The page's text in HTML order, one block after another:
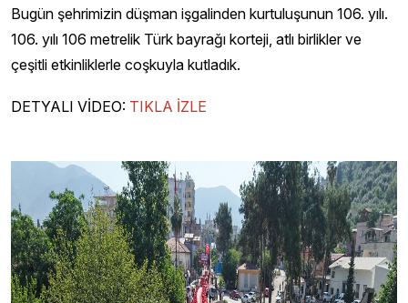
Bugün şehrimizin düşman işgalinden kurtuluşunun 106. yılı.
106. yılı 106 metrelik Türk bayrağı korteji, atlı birlikler ve
çeşitli etkinliklerle coşkuyla kutladık.
DETYALI VİDEO: TIKLA İZLE